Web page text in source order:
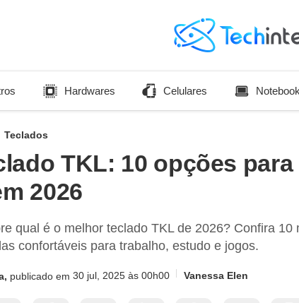
Hardwares Celulares
Teclados
TKL: 10 opções para
2026
qual é o melhor teclado TKL de 2026? Confira 10
confortáveis para trabalho, estudo e jogos.
publicado em 30 jul, 2025 às 00h00 Vanessa Elen